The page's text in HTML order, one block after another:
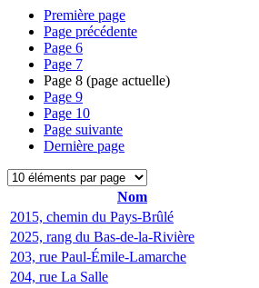
Première page
Page précédente
Page 6
Page 7
Page 8 (page actuelle)
Page 9
Page 10
Page suivante
Dernière page
Nom
2015, chemin du Pays-Brûlé
2025, rang du Bas-de-la-Rivière
203, rue Paul-Émile-Lamarche
204, rue La Salle